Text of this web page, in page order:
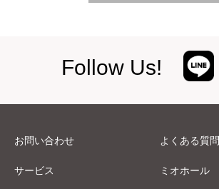
Follow Us!
お問い合わせ よくある質問
サービス ミオホール